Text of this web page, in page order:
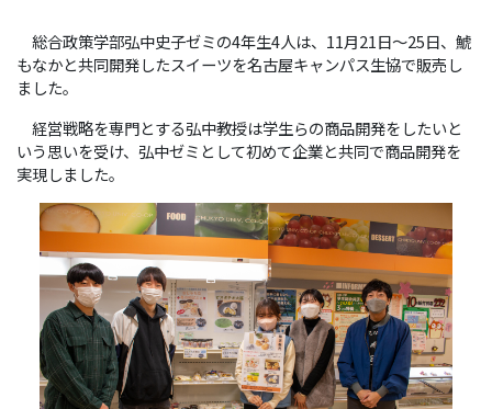
総合政策学部弘中史子ゼミの4年生4人は、11月21日～25日、鯱
もなかと共同開発したスイーツを名古屋キャンパス生協で販売し
ました。
経営戦略を専門とする弘中教授は学生らの商品開発をしたいと
いう思いを受け、弘中ゼミとして初めて企業と共同で商品開発を
実現しました。